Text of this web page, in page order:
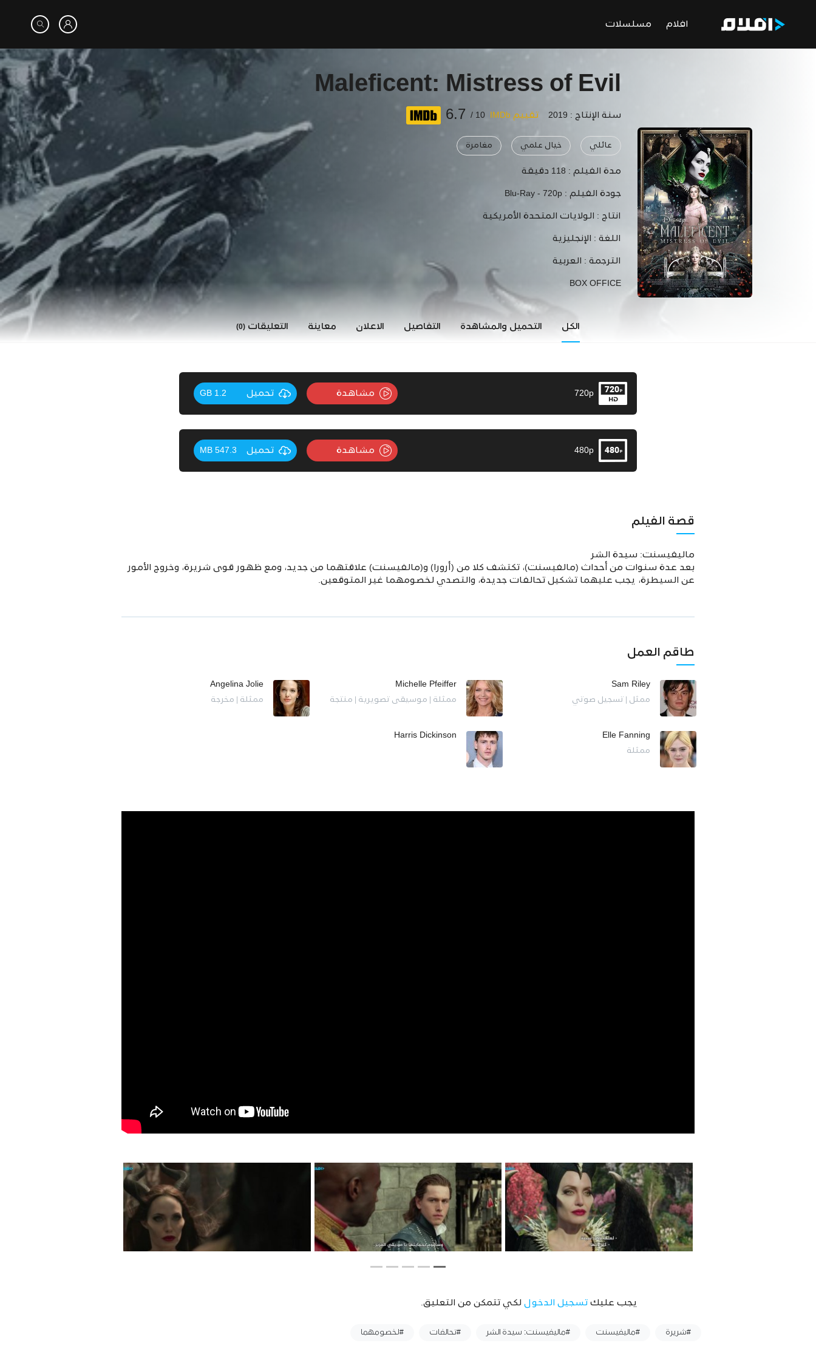
افلام مسلسلات
Maleficent: Mistress of Evil
سنة الإنتاج : 2019 تقييم IMDb 10 /
6.7
عائلي خيال علمي مغامرة
مدة الفيلم : 118 دقيقة
جودة الفيلم : Blu-Ray - 720p
انتاج : الولايات المتحدة الأمريكية
اللغة : الإنجليزية
الترجمة : العربية
BOX OFFICE
الكل التحميل والمشاهدة التفاصيل الاعلان معاينة التعليقات (0)
720p مشاهدة تحميل 1.2 GB
480p مشاهدة تحميل 547.3 MB
قصة الفيلم
ماليفيسنت: سيدة الشر
بعد عدة سنوات من أحداث (مالفيسنت)، تكتشف كلا من (أرورا) و(مالفيسنت) علاقتهما من جديد، ومع ظهور قوى شريرة، وخروج الأمور
عن السيطرة، يجب عليهما تشكيل تحالفات جديدة، والتصدي لخصومهما غير المتوقعين.
طاقم العمل
Sam Riley
ممثل | تسجيل صوتي
Michelle Pfeiffer
ممثلة | موسيقى تصويرية | منتجة
Angelina Jolie
ممثلة | مخرجة
Elle Fanning
ممثلة
Harris Dickinson
يجب عليك تسجيل الدخول لكي تتمكن من التعليق.
#شريرة #ماليفيسنت #ماليفيسنت: سيدة الشر #تحالفات #لخصومهما